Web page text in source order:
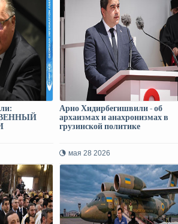
Арно Хидирбегишвили - об
архаизмах и анахронизмах в
грузинской политике
мая 28 2026